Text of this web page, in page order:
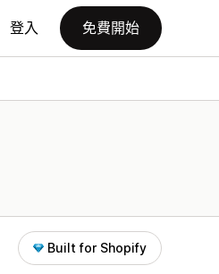
登入 免費開始
Built for Shopify